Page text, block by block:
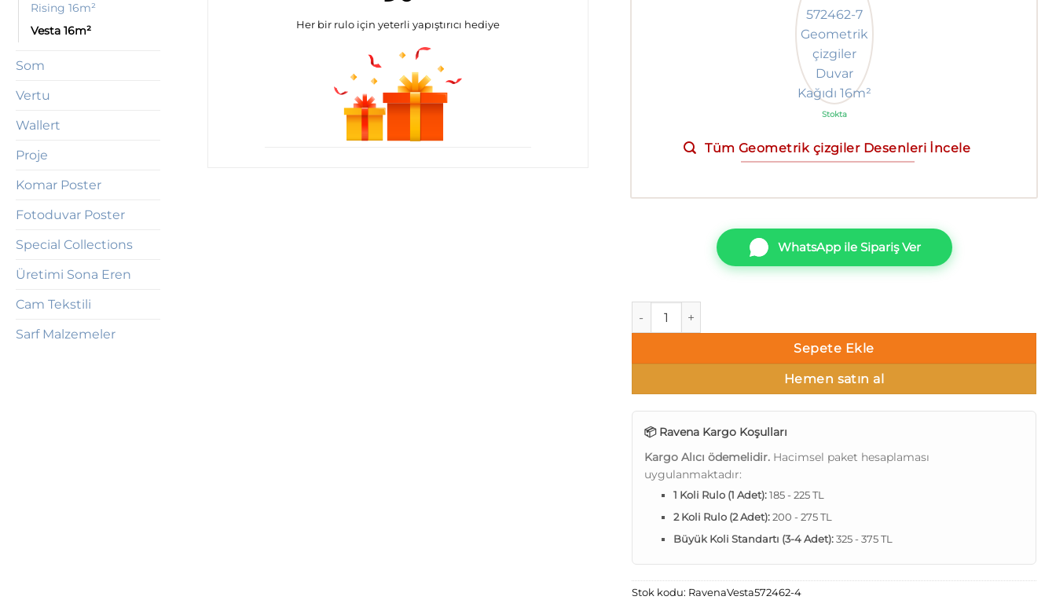
Rising 16m²
Vesta 16m²
Som
Vertu
Wallert
Proje
Komar Poster
Fotoduvar Poster
Special Collections
Üretimi Sona Eren
Cam Tekstili
Sarf Malzemeler
Her bir rulo için yeterli yapıştırıcı hediye
Stokta
Tüm Geometrik çizgiler Desenleri İncele
WhatsApp ile Sipariş Ver
Ravena Vesta 572462-4 Geometrik çizgiler Duvar Kağıdı 16m² adet
Sepete Ekle
Hemen satın al
📦 Ravena Kargo Koşulları
Kargo Alıcı ödemelidir. Hacimsel paket hesaplaması
uygulanmaktadır:
1 Koli Rulo (1 Adet):185 - 225 TL
2 Koli Rulo (2 Adet):200 - 275 TL
Büyük Koli Standartı (3-4 Adet):325 - 375 TL
Stok kodu: RavenaVesta572462-4